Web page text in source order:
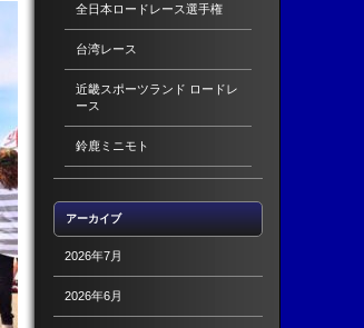
全日本ロードレース選手権
台湾レース
近畿スポーツランド ロードレ
ース
鈴鹿ミニモト
アーカイブ
2026年7月
2026年6月